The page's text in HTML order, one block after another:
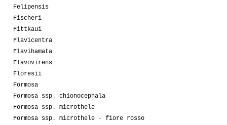
Felipensis
Fischeri
Fittkaui
Flavicentra
Flavihamata
Flavovirens
Floresii
Formosa
Formosa ssp. chionocephala
Formosa ssp. microthele
Formosa ssp. microthele - fiore rosso